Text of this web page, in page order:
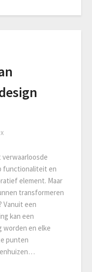
verwaarloosde
functionaliteit en
element. Maar
transformeren
Vanuit een
kan een
worden en elke
punten